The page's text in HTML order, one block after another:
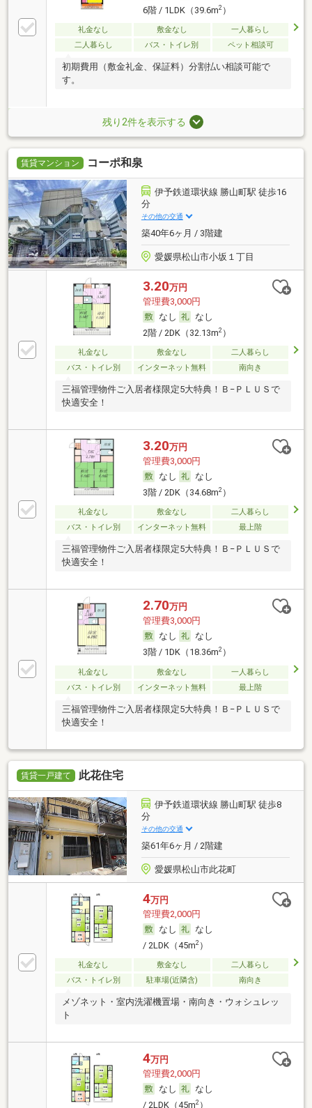
6階 / 1LDK（39.6m2）
礼金なし 敷金なし
一人暮らし
二人暮らし
バス・トイレ別 ペット相談可
初期費用（敷金礼金、保証料）分割払い相談可能で
す。
残り2件を表示する
賃貸マンション コーポ和泉
伊予鉄道環状線 勝山町駅 徒歩16
分
その他の交通
築40年6ヶ月 / 3階建
愛媛県松山市小坂１丁目
3.20万円
管理費3,000円
なし
なし
2階 / 2DK（32.13m2）
礼金なし 敷金なし
二人暮らし
バス・トイレ別
インターネット無料 南向き
三福管理物件ご入居者様限定5大特典！Ｂ−ＰＬＵＳで
快適安全！
3.20万円
管理費3,000円
なし
なし
3階 / 2DK（34.68m2）
礼金なし 敷金なし
二人暮らし
バス・トイレ別
インターネット無料 最上階
三福管理物件ご入居者様限定5大特典！Ｂ−ＰＬＵＳで
快適安全！
2.70万円
管理費3,000円
なし
なし
3階 / 1DK（18.36m2）
礼金なし 敷金なし
一人暮らし
バス・トイレ別
インターネット無料 最上階
三福管理物件ご入居者様限定5大特典！Ｂ−ＰＬＵＳで
快適安全！
賃貸一戸建て 此花住宅
伊予鉄道環状線 勝山町駅 徒歩8
分
その他の交通
築61年6ヶ月 / 2階建
愛媛県松山市此花町
4万円
管理費2,000円
なし
なし
/ 2LDK（45m2）
礼金なし 敷金なし
二人暮らし
バス・トイレ別
駐車場(近隣含) 南向き
メゾネット・室内洗濯機置場・南向き・ウォシュレッ
ト
4万円
管理費2,000円
なし
なし
/ 2LDK（45m2）